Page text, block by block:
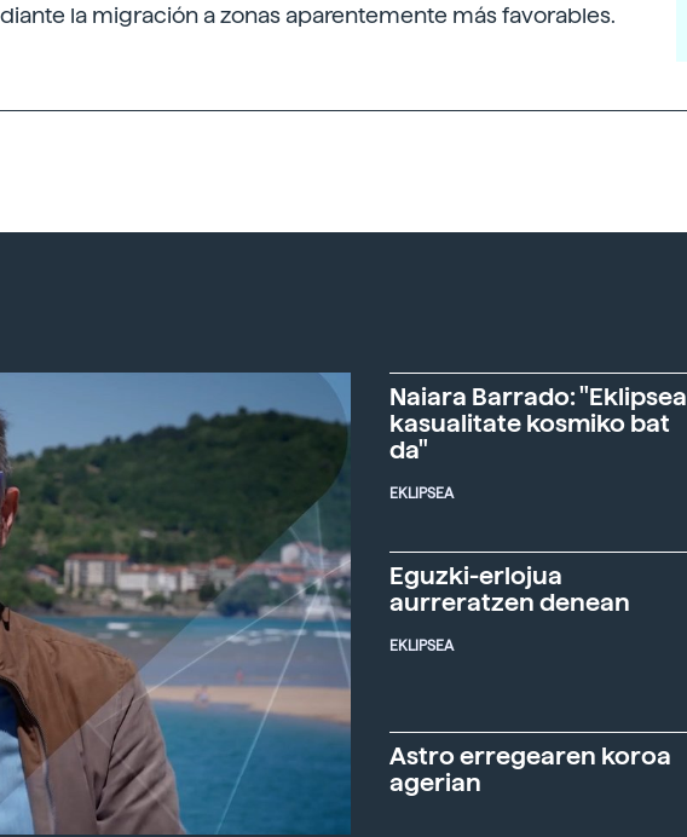
la migración a zonas aparentemente más favorables.
Naiara Barrado: "Eklipsea
kasualitate kosmiko bat
da"
EKLIPSEA
Eguzki-erlojua
aurreratzen denean
EKLIPSEA
Astro erregearen koroa
agerian